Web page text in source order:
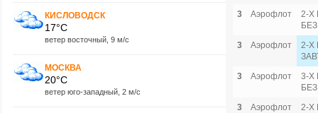
КИСЛОВОДСК
17°C
ветер восточный, 9 м/с
МОСКВА
20°C
ветер юго-западный, 2 м/с
3
Аэрофлот
2-Х
3
Аэрофлот
2-Х
3
Аэрофлот
3-Х
3
Аэрофлот
2-Х